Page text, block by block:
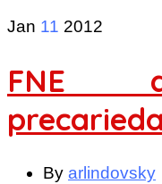
Jan 11 2012
FNE
By arlindovsky